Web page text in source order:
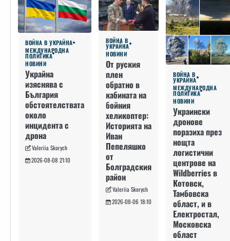
ВОЙНА В УКРАЙНА
МЕЖДУНАРОДНА
ПОЛИТИКА
НОВИНИ
Украйна
изяснява с
България
обстоятелствата
около
инцидента с
дрона
Valeriia Skorych
2026-08-08 21:10
ВОЙНА В
УКРАЙНА
НОВИНИ
От руския
плен
обратно в
кабината на
бойния
хеликоптер:
Историята на
Иван
Пепеляшко
от
Болградския
район
Valeriia Skorych
2026-08-06 18:10
ВОЙНА В
УКРАЙНА
МЕЖДУНАРОДНА
ПОЛИТИКА
НОВИНИ
Украински
дронове
поразиха през
нощта
логистични
центрове на
Wildberries в
Котовск,
Тамбовска
област, и в
Електростал,
Московска
област